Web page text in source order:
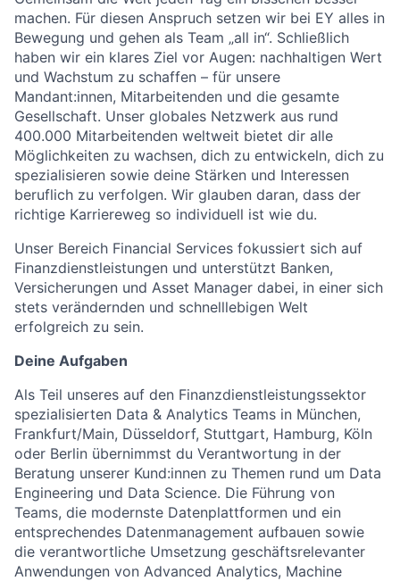
machen. Für diesen Anspruch setzen wir bei EY alles in
Bewegung und gehen als Team „all in“. Schließlich
haben wir ein klares Ziel vor Augen: nachhaltigen Wert
und Wachstum zu schaffen – für unsere
Mandant:innen, Mitarbeitenden und die gesamte
Gesellschaft. Unser globales Netzwerk aus rund
400.000 Mitarbeitenden weltweit bietet dir alle
Möglichkeiten zu wachsen, dich zu entwickeln, dich zu
spezialisieren sowie deine Stärken und Interessen
beruflich zu verfolgen. Wir glauben daran, dass der
richtige Karriereweg so individuell ist wie du.
Unser Bereich Financial Services fokussiert sich auf
Finanzdienstleistungen und unterstützt Banken,
Versicherungen und Asset Manager dabei, in einer sich
stets verändernden und schnelllebigen Welt
erfolgreich zu sein.
Deine Aufgaben
Als Teil unseres auf den Finanzdienstleistungssektor
spezialisierten Data & Analytics Teams in München,
Frankfurt/Main, Düsseldorf, Stuttgart, Hamburg, Köln
oder Berlin übernimmst du Verantwortung in der
Beratung unserer Kund:innen zu Themen rund um Data
Engineering und Data Science. Die Führung von
Teams, die modernste Datenplattformen und ein
entsprechendes Datenmanagement aufbauen sowie
die verantwortliche Umsetzung geschäftsrelevanter
Anwendungen von Advanced Analytics, Machine